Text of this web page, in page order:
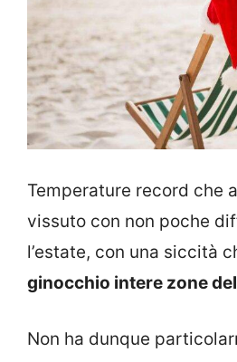
Temperature record che
vissuto con non poche
l’estate, con una siccità
ginocchio intere zone
Non ha dunque